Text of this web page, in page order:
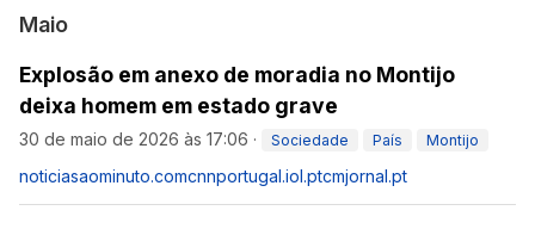
Maio
Explosão em anexo de moradia no Montijo
deixa homem em estado grave
30 de maio de 2026 às 17:06 · Sociedade País Montijo
noticiasaominuto.comcnnportugal.iol.ptcmjornal.pt